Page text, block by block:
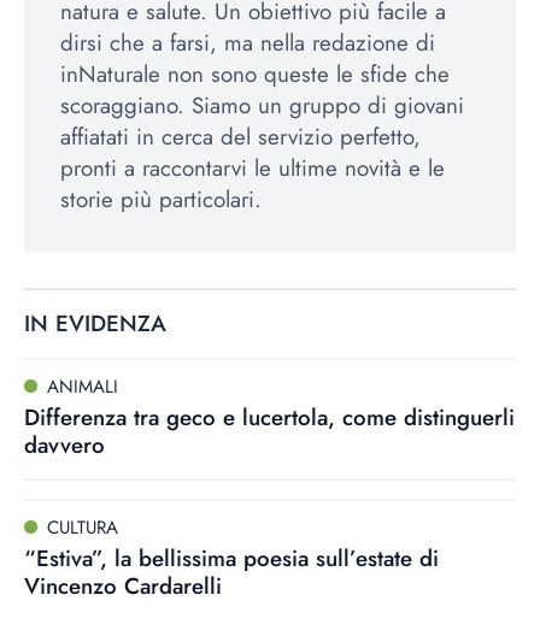
natura e salute. Un obiettivo più facile a
dirsi che a farsi, ma nella redazione di
inNaturale non sono queste le sfide che
scoraggiano. Siamo un gruppo di giovani
affiatati in cerca del servizio perfetto,
pronti a raccontarvi le ultime novità e le
storie più particolari.
IN EVIDENZA
ANIMALI
Differenza tra geco e lucertola, come distinguerli
davvero
CULTURA
“Estiva”, la bellissima poesia sull’estate di
Vincenzo Cardarelli